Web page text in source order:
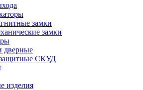
замки
замки
дверные
СКУД
изделия